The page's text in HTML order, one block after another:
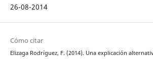
26-08-2014
Cómo citar
Elizaga Rodríguez, F. (2014). Una explicación